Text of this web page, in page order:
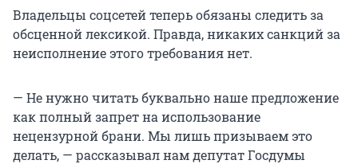
Владельцы соцсетей теперь обязаны следить за
обсценной лексикой. Правда, никаких санкций за
неисполнение этого требования нет.
— Не нужно читать буквально наше предложение
как полный запрет на использование
нецензурной брани. Мы лишь призываем это
делать, — рассказывал нам депутат Госдумы